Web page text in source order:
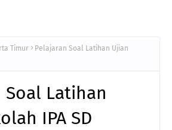
Timur
Pelajaran Soal Latihan Ujian
Soal Latihan
IPA SD